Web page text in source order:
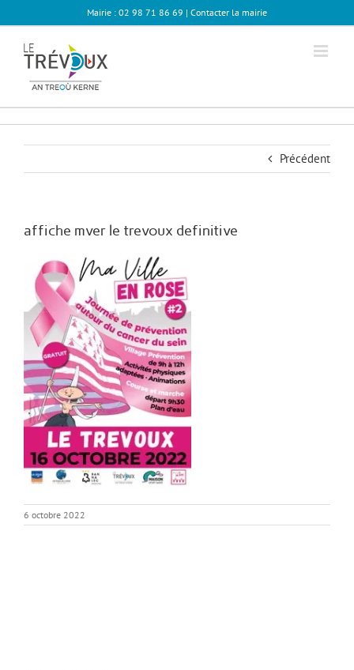
au
Mairie : 02 98 71 86 69 | Contacter la mairie
Précédent
affiche mver le trevoux definitive
6 octobre 2022